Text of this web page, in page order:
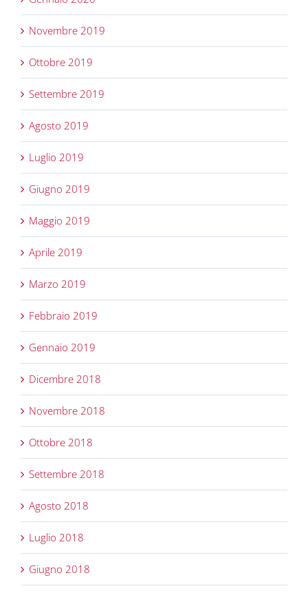
Novembre 2019
Ottobre 2019
Settembre 2019
Agosto 2019
Luglio 2019
Giugno 2019
Maggio 2019
Aprile 2019
Marzo 2019
Febbraio 2019
Gennaio 2019
Dicembre 2018
Novembre 2018
Ottobre 2018
Settembre 2018
Agosto 2018
Luglio 2018
Giugno 2018